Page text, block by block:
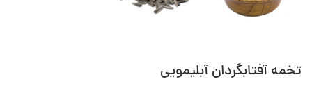
تخمه آفتابگردان آبلیمویی